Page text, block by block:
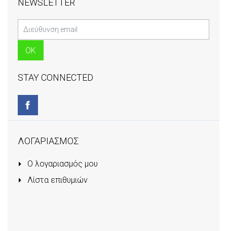
STAY CONNECTED
ΛΟΓΑΡΙΑΣΜΟΣ
Ο λογαριασμός μου
Λίστα επιθυμιών